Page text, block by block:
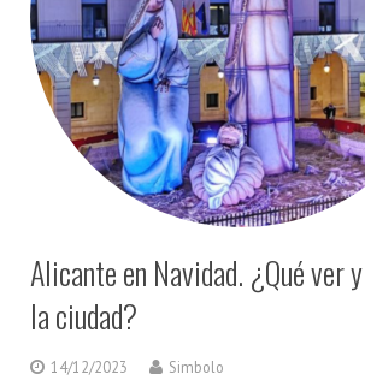
Alicante en Navidad. ¿Qué ver
la ciudad?
14/12/2023
Simbolo